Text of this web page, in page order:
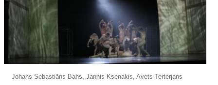
Johans Sebastiāns Bahs, Jannis Ksenakis, Avets Terterjans